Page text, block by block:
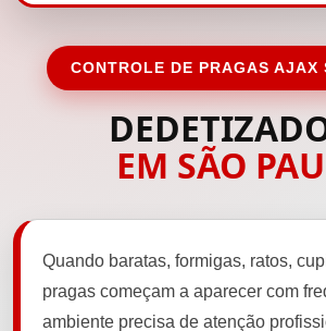
CONTROLE DE PRAGAS AJAX
EM SÃO
Quando baratas, formigas, ratos,
pragas começam a aparecer com
ambiente precisa de atenção